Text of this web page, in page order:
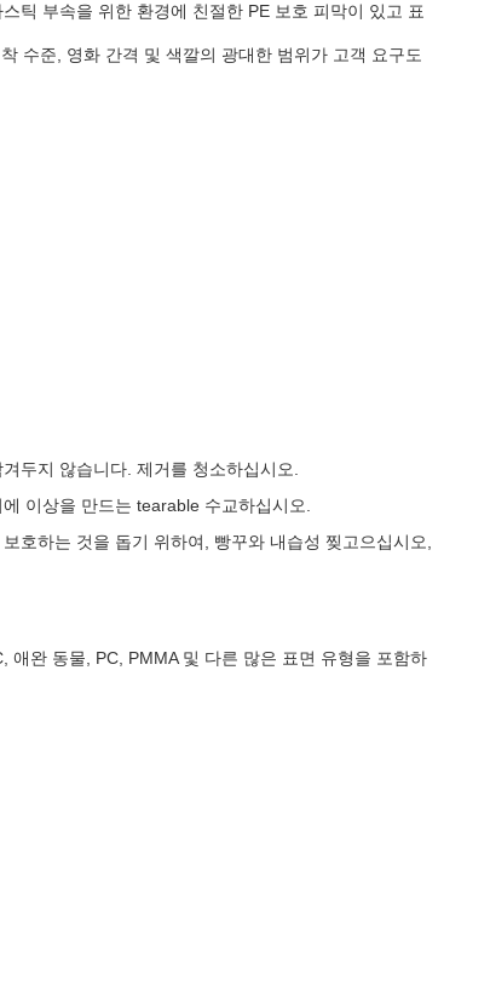
틱 부속을 위한 환경에 친절한 PE 보호 피막이 있고 표
수준, 영화 간격 및 색깔의 광대한 범위가 고객 요구도
두지 않습니다. 제거를 청소하십시오.
이상을 만드는 tearable 수교하십시오.
호하는 것을 돕기 위하여, 빵꾸와 내습성 찢고으십시오,
애완 동물, PC, PMMA 및 다른 많은 표면 유형을 포함하